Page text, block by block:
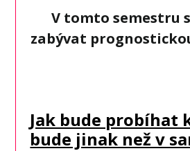
V tomto semestru
zabývat
Jak bude probíhat
bude jinak než v